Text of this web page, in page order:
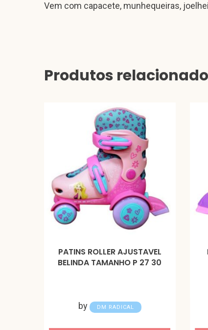
Vem com capacete, munhequeiras,
Produtos
PATINS ROLLER AJUSTAVEL
BELINDA TAMANHO P 27 30
by DM RADICAL